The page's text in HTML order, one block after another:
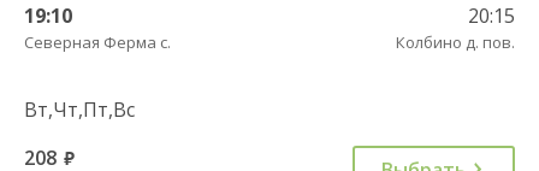
19:10
Северная Ферма с.
20:15
Колбино д. пов.
Вт,Чт,Пт,Вс
208 руб.